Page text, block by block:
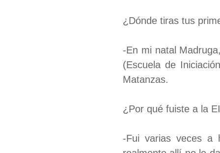
¿Dónde tiras tus
-En mi natal
(Escuela de
Matanzas.
¿Por qué fuiste a la
-Fui varias veces a